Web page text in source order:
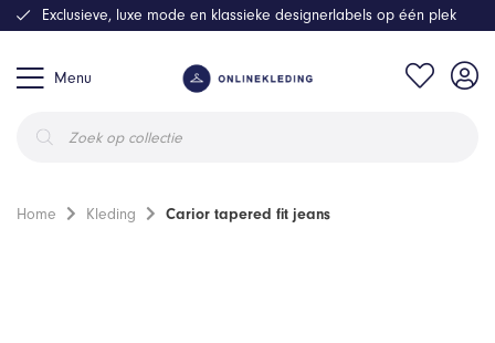
Menu
zoeken
Exclusieve, luxe mode en klassieke designerlabels op één plek
Home Kleding Carior tapered fit jeans